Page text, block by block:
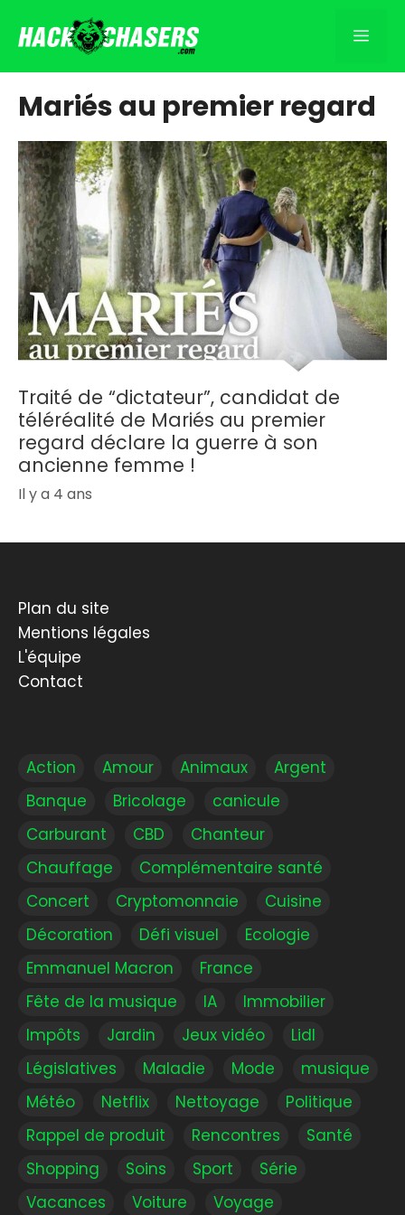
au
Mariés au premier regard
Traité de “dictateur”, candidat de
téléréalité de Mariés au premier
regard déclare la guerre à son
ancienne femme !
Il y a 4 ans
Plan du site
Mentions légales
L'équipe
Contact
Action Amour Animaux
Argent
Banque
Bricolage
canicule
Carburant
CBD
Chanteur
Chauffage
Complémentaire santé
Concert
Cryptomonnaie
Cuisine
Décoration
Défi visuel
Ecologie
Emmanuel Macron
France
Fête de la musique
IA
Immobilier
Impôts
Jardin Jeux vidéo
Lidl
Législatives
Maladie Mode
musique
Météo
Netflix Nettoyage
Politique
Rappel de produit
Rencontres
Santé
Shopping
Soins Sport
Série
Vacances
Voiture Voyage